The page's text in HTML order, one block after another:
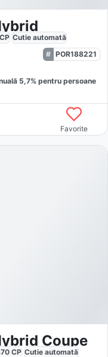
CP Cutie automată
POR188221
5,7% pentru persoane
Favorite
Coupe
CP Cutie automată